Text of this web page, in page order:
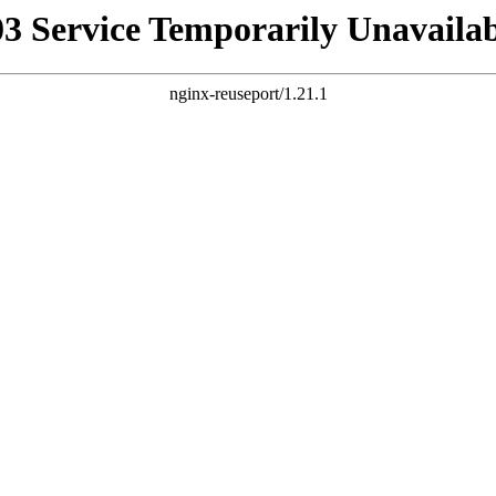
Service Temporarily
nginx-reuseport/1.21.1